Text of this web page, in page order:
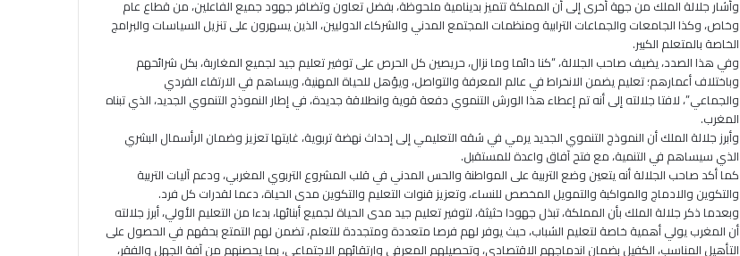
وأشار جلالة الملك من جهة أخرى إلى أن المملكة تتميز بدينامية ملحوظة، بفضل تعاون وتضافر جهود جميع الفاعلين، من قطاع عام
وخاص، وكذا الجامعات والجماعات الترابية ومنظمات المجتمع المدني والشركاء الدوليين، الذين يسهرون على تنزيل السياسات والبرامج
الخاصة بالمتعلم الكبير.
وفي هذا الصدد، يضيف صاحب الجلالة، “كنا دائما وما نزال، حريصين كل الحرص على توفير تعليم جيد لجميع المغاربة، بكل شرائحهم
وباختلاف أعمارهم؛ تعليم يضمن الانخراط في عالم المعرفة والتواصل، ويؤهل للحياة المهنية، ويساهم في الارتقاء الفردي
والجماعي”، لافتا جلالته إلى أنه تم إعطاء هذا الورش التنموي دفعة قوية وانطلاقة جديدة، في إطار النموذج التنموي الجديد، الذي تبناه
المغرب.
وأبرز جلالة الملك أن النموذج التنموي الجديد يرمي في شقه التعليمي إلى إحداث نهضة تربوية، غايتها تعزيز وضمان الرأسمال البشري
الذي سيساهم في التنمية، مع فتح آفاق واعدة للمستقبل.
كما أكد صاحب الجلالة أنه يتعين وضع التربية على المواطنة والحس المدني في قلب المشروع التربوي المغربي، ودعم آليات التربية
والتكوين والادماج والمواكبة والتمويل المخصص للنساء، وتعزيز قنوات التعليم والتكوين مدى الحياة، دعما لقدرات كل فرد.
وبعدما ذكر جلالة الملك بأن المملكة، تبذل جهودا حثيثة، لتوفير تعليم جيد مدى الحياة لجميع أبنائها، بدءا من التعليم الأولي، أبرز جلالته
أن المغرب يولي أهمية خاصة لتعليم الشباب، حيث يوفر لهم فرصا متعددة ومتجددة للتعلم، تضمن لهم التمتع بحقهم في الحصول على
التأهيل المناسب، الكفيل بضمان اندماجهم الاقتصادي، وتحصيلهم المعرفي وارتقائهم الاجتماعي، بما يحصنهم من آفة الجهل والفقر،